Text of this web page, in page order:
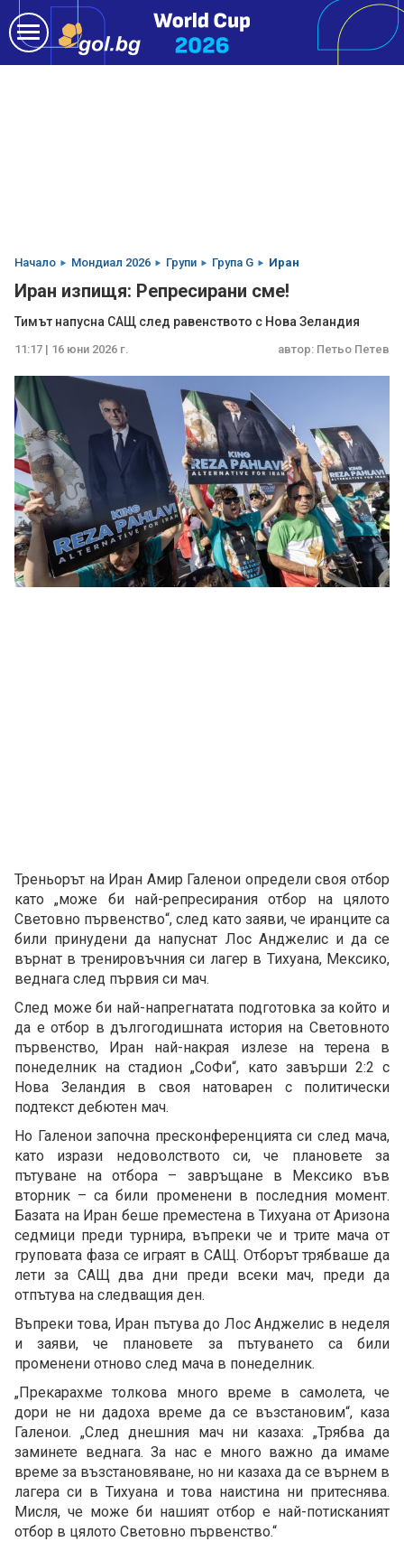
Начало Мондиал 2026 Групи Група G Иран
Иран изпищя: Репресирани сме!
Тимът напусна САЩ след равенството с Нова Зеландия
11:17 | 16 юни 2026 г. автор: Петьо Петев
Треньорът на Иран Амир Галенои определи своя отбор
като „може би най-репресирания отбор на цялото
Световно първенство“, след като заяви, че иранците са
били принудени да напуснат Лос Анджелис и да се
върнат в тренировъчния си лагер в Тихуана, Мексико,
веднага след първия си мач.
След може би най-напрегнатата подготовка за който и
да е отбор в дългогодишната история на Световното
първенство, Иран най-накрая излезе на терена в
понеделник на стадион „СоФи“, като завърши 2:2 с
Нова Зеландия в своя натоварен с политически
подтекст дебютен мач.
Но Галенои започна пресконференцията си след мача,
като изрази недоволството си, че плановете за
пътуване на отбора – завръщане в Мексико във
вторник – са били променени в последния момент.
Базата на Иран беше преместена в Тихуана от Аризона
седмици преди турнира, въпреки че и трите мача от
груповата фаза се играят в САЩ. Отборът трябваше да
лети за САЩ два дни преди всеки мач, преди да
отпътува на следващия ден.
Въпреки това, Иран пътува до Лос Анджелис в неделя
и заяви, че плановете за пътуването са били
променени отново след мача в понеделник.
„Прекарахме толкова много време в самолета, че
дори не ни дадоха време да се възстановим“, каза
Галенои. „След днешния мач ни казаха: „Трябва да
заминете веднага. За нас е много важно да имаме
време за възстановяване, но ни казаха да се върнем в
лагера си в Тихуана и това наистина ни притеснява.
Мисля, че може би нашият отбор е най-потисканият
отбор в цялото Световно първенство.“